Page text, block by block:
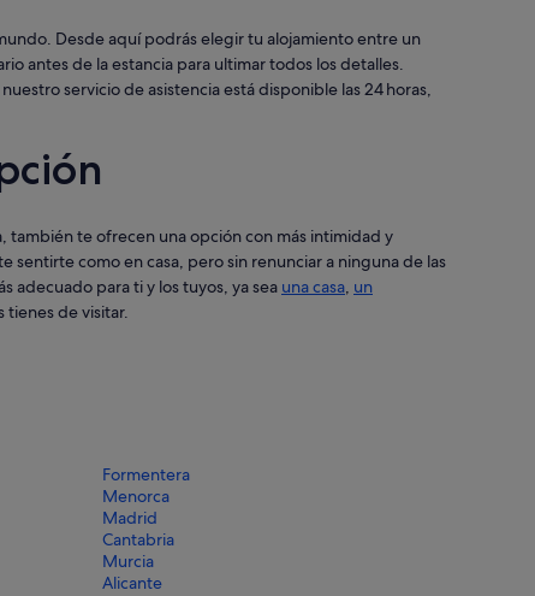
Desde aquí podrás elegir tu alojamiento entre un
antes de la estancia para ultimar todos los detalles.
servicio de asistencia está disponible las 24 horas,
también te ofrecen una opción con más intimidad y
sentirte como en casa, pero sin renunciar a ninguna de las
adecuado para ti y los tuyos, ya sea una casa, un
tienes de visitar.
Formentera
Menorca
Madrid
Cantabria
Murcia
Alicante